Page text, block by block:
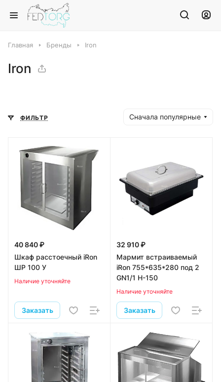
Главная Бренды Iron
Iron
ФИЛЬТР Сначала популярные
40 840 ₽
Шкаф расстоечный iRon
ШР 100 У
Наличие уточняйте
Заказать
32 910 ₽
Мармит встраиваемый
iRon 755*635*280 под 2
GN1/1 Н-150
Наличие уточняйте
Заказать